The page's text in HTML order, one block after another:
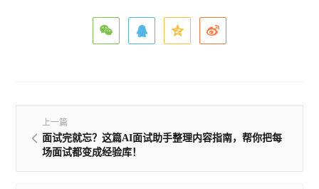
上一篇
面试完就忘？这篇AI面试助手整理内容指南，帮你把每
场面试都变成经验库！